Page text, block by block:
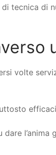
tecnica
volte